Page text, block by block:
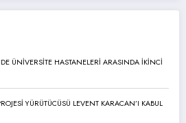
ÜNİVERSİTE HASTANELERİ ARASINDA İKİNCİ
YÜRÜTÜCÜSÜ LEVENT KARACAN’I KABUL